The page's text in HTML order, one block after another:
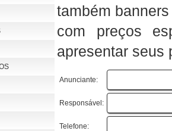
também
com preços
apresentar seus
Anunciante:
Responsável:
Telefone: